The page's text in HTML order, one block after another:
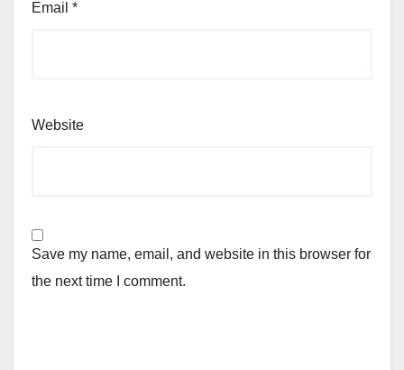
Email *
Website
Save my name, email, and website in this browser for
the next time I comment.